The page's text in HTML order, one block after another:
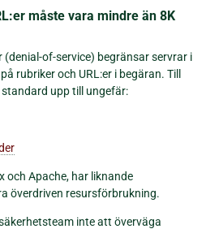
måste vara mindre än 8K
of-service) begränsar servrar i
rubriker och URL:er i begäran. Till
upp till ungefär:
och Apache, har liknande
överdriven resursförbrukning.
inte att överväga